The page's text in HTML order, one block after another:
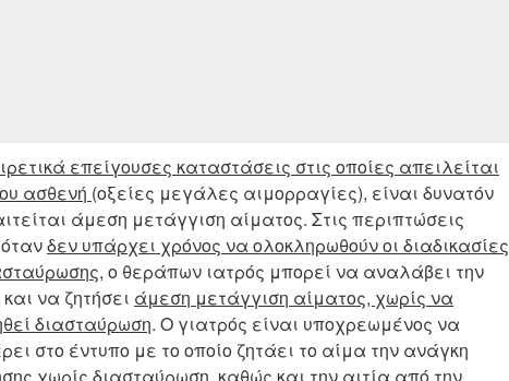
επείγουσες καταστάσεις στις οποίες απειλείται
ασθενή (οξείες μεγάλες αιμορραγίες), είναι δυνατόν
άμεση μετάγγιση αίματος. Στις περιπτώσεις
δεν υπάρχει χρόνος να ολοκληρωθούν οι διαδικασίες
, o θεράπων ιατρός μπορεί να αναλάβει την
να ζητήσει άμεση μετάγγιση αίματος, χωρίς να
διασταύρωση. Ο γιατρός είναι υποχρεωμένος να
στο έντυπο με το οποίο ζητάει το αίμα την ανάγκη